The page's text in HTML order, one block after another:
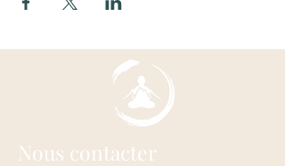
Nous contacter